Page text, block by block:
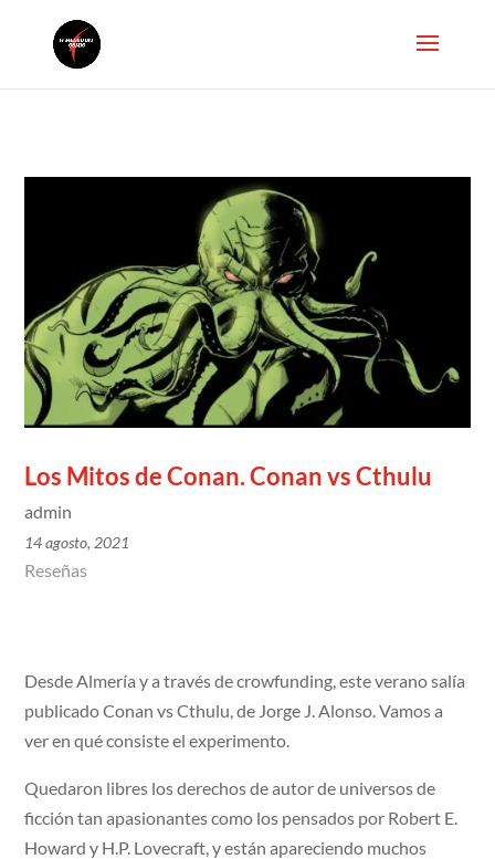
Los Mitos de Conan. Conan vs Cthulu
admin
14 agosto, 2021
Reseñas
Desde Almería y a través de crowfunding, este verano salía
publicado Conan vs Cthulu, de Jorge J. Alonso. Vamos a
ver en qué consiste el experimento.
Quedaron libres los derechos de autor de universos de
ficción tan apasionantes como los pensados por Robert E.
Howard y H.P. Lovecraft, y están apareciendo muchos